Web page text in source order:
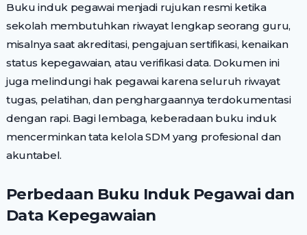
Buku induk pegawai menjadi rujukan resmi ketika
sekolah membutuhkan riwayat lengkap seorang guru,
misalnya saat akreditasi, pengajuan sertifikasi, kenaikan
status kepegawaian, atau verifikasi data. Dokumen ini
juga melindungi hak pegawai karena seluruh riwayat
tugas, pelatihan, dan penghargaannya terdokumentasi
dengan rapi. Bagi lembaga, keberadaan buku induk
mencerminkan tata kelola SDM yang profesional dan
akuntabel.
Perbedaan Buku Induk Pegawai dan
Data Kepegawaian